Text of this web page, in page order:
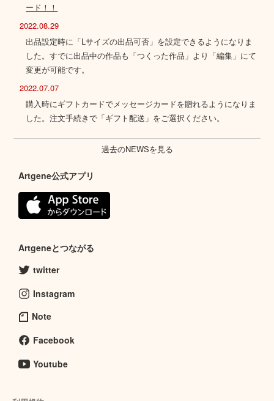
ード！！
2022.08.29
出品設定時に「Lサイズの出品可否」を設定できるようになりま
した。すでに出品中の作品も「つくった作品」より「編集」にて
変更が可能です。
2022.07.07
購入時にギフトカードでメッセージカードを贈れるようになりま
した。注文手続きで「ギフト配送」をご選択ください。
過去のNEWSを見る
Artgene公式アプリ
Artgeneとつながる
twitter
Instagram
Note
Facebook
Youtube